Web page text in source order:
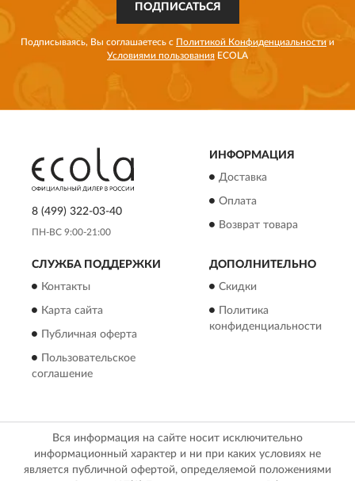
ПОДПИСАТЬСЯ
Подписываясь, Вы соглашаетесь с Политикой Конфиденциальности и
Условиями пользования ECOLA
8 (499) 322-03-40
ПН-ВС 9:00-21:00
ИНФОРМАЦИЯ
Доставка
Оплата
Возврат товара
СЛУЖБА ПОДДЕРЖКИ
Контакты
Карта сайта
Публичная оферта
Пользовательское
соглашение
ДОПОЛНИТЕЛЬНО
Скидки
Политика
конфиденциальности
Вся информация на сайте носит исключительно
информационный характер и ни при каких условиях не
является публичной офертой, определяемой положениями